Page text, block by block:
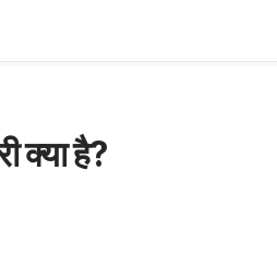
क्या है?